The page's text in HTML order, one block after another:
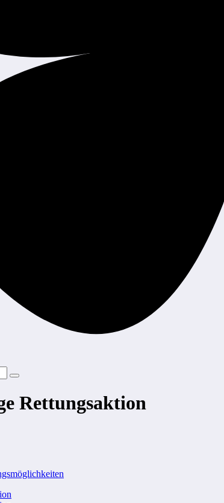
Rettungsaktion